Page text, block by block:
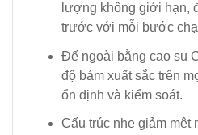
lượng không giới hạn,
trước với mỗi bước
Đế ngoài bằng cao su
độ bám xuất sắc trên
ổn định và kiểm soát.
Cấu trúc nhẹ giảm mệt